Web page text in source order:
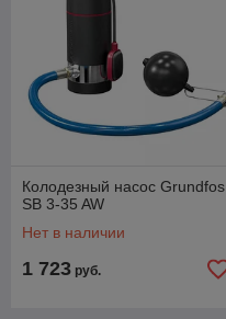
Колодезный насос Grundfos
SB 3-35 AW
Нет в наличии
1 723 руб.